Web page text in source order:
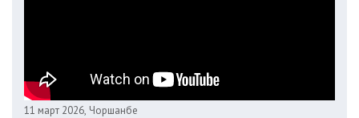
11 март 2026, Чоршанбе